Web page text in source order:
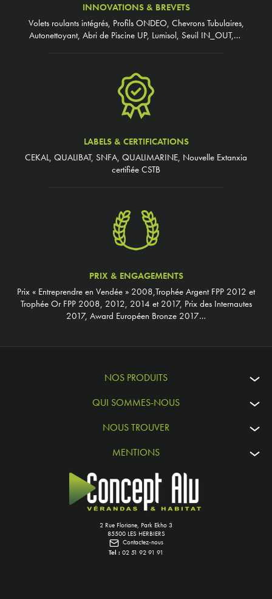
INNOVATIONS & BREVETS
Volets roulants intégrés, Profils ONDEO, Chevrons Tubulaires,
Autonettoyant, Abri de Piscine UP, Lumisol, Seuil IN_OUT,…
LABELS & CERTIFICATIONS
CEKAL, QUALIBAT, SNFA, QUALIMARINE, Nouvelle Extanxia
certifiée CSTB
PRIX & ENGAGEMENTS
Prix « Entreprendre en Vendée » 2008,Trophée Argent FPP 2012 et
Trophée Or FPP 2008, 2012, 2014 et 2017, Prix des Internautes
2017, Award Européen Bronze 2017…
NOS PRODUITS
QUI SOMMES-NOUS
NOUS TROUVER
MENTIONS
2 Rue Floriane, Park Ekho 3
85500 LES HERBIERS
Contactez-nous
Tel : 02 51 92 91 91